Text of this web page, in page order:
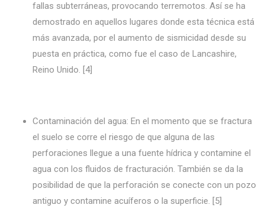
fallas subterráneas, provocando terremotos. Así se ha
demostrado en aquellos lugares donde esta técnica está
más avanzada, por el aumento de sismicidad desde su
puesta en práctica, como fue el caso de Lancashire,
Reino Unido. [4]
Contaminación del agua: En el momento que se fractura
el suelo se corre el riesgo de que alguna de las
perforaciones llegue a una fuente hídrica y contamine el
agua con los fluidos de fracturación. También se da la
posibilidad de que la perforación se conecte con un pozo
antiguo y contamine acuíferos o la superficie. [5]